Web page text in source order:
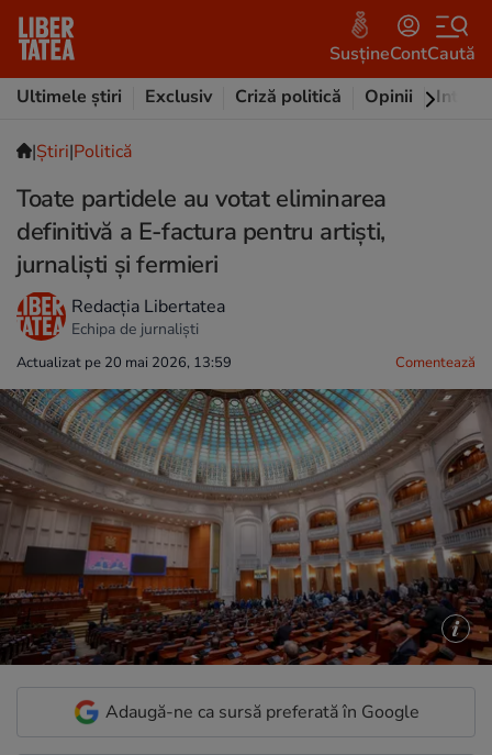
SusțineContCaută
Ultimele știri
Exclusiv Criză politică Opinii
|Ştiri|Politică
Toate partidele au votat eliminarea
definitivă a E-factura pentru artiști,
jurnaliști și fermieri
Redacția Libertatea
Echipa de jurnaliști
Actualizat pe 20 mai 2026, 13:59 Comentează
Adaugă-ne ca sursă preferată în Google